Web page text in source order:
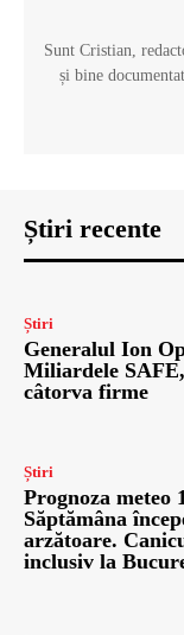
Sunt Cristian,
și bine
Știri recente
Știri
Generalul Ion
Miliardele
câtorva firme
Știri
Prognoza meteo
Săptămâna
arzătoare.
inclusiv la